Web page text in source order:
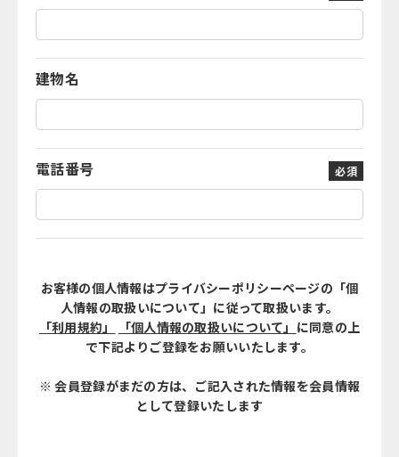
建物名
電話番号 必須
お客様の個人情報はプライバシーポリシーページの「個
人情報の取扱いについて」に従って取扱います。
「利用規約」
「個人情報の取扱いについて」 に同意の上
で下記よりご登録をお願いいたします。
※ 会員登録がまだの方は、ご記入された情報を会員情報
として登録いたします